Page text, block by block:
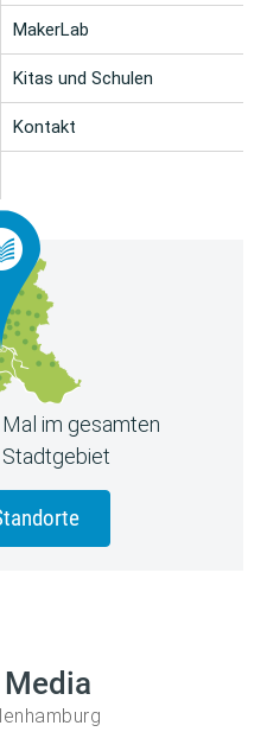
MakerLab
Kitas und Schulen
Kontakt
im gesamten